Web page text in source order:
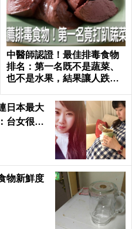
中醫師認證！最佳排毒食物
排名：第一名既不是蔬菜、
也不是水果，結果讓人跌破
日本最大
台女很幸
物新鮮度